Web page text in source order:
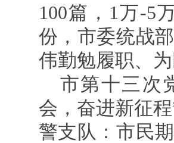
100篇，1万-5
份，市委统战
伟勤勉履职、为
市第十三次
会，奋进新征
警支队：市民